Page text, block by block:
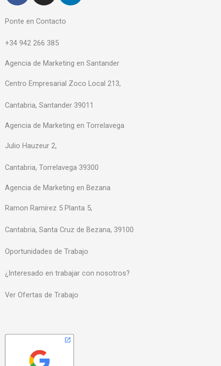
e
o
o
-
t
g
r
m
i
-
n
Ponte en Contacto
+34 942 266 385
Agencia de Marketing en Santander
Centro Empresarial Zoco Local 213,
Cantabria, Santander 39011
Agencia de Marketing en Torrelavega
Julio Hauzeur 2,
Cantabria, Torrelavega 39300
Agencia de Marketing en Bezana
Ramon Ramirez 5 Planta 5,
Cantabria, Santa Cruz de Bezana, 39100
Oportunidades de Trabajo
¿Interesado en trabajar con nosotros?
Ver Ofertas de Trabajo